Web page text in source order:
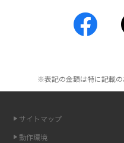
工事不要！置くだけWi-Fiの特徴
無制限で利用できるポケット型
ポケット型Wi-Fi（モバイルWi-Fi
※表記の金額は特に記載
サイトマップ
動作環境